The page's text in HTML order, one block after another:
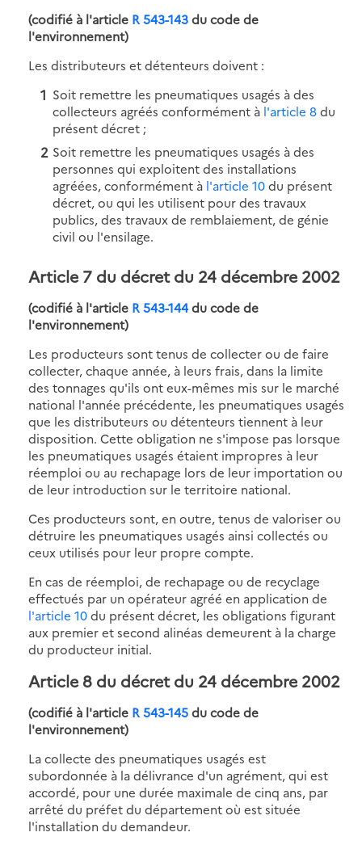
(codifié à l'article R 543-143du code de
l'environnement)
Les distributeurs et détenteurs doivent :
Soit remettre les pneumatiques usagés à des
collecteurs agréés conformément à l'article 8du
présent décret ;
Soit remettre les pneumatiques usagés à des
personnes qui exploitent des installations
agréées, conformément à l'article 10du présent
décret, ou qui les utilisent pour des travaux
publics, des travaux de remblaiement, de génie
civil ou l'ensilage.
Article 7 du décret du 24 décembre 2002
(codifié à l'article R 543-144du code de
l'environnement)
Les producteurs sont tenus de collecter ou de faire
collecter, chaque année, à leurs frais, dans la limite
des tonnages qu'ils ont eux-mêmes mis sur le marché
national l'année précédente, les pneumatiques usagés
que les distributeurs ou détenteurs tiennent à leur
disposition. Cette obligation ne s'impose pas lorsque
les pneumatiques usagés étaient impropres à leur
réemploi ou au rechapage lors de leur importation ou
de leur introduction sur le territoire national.
Ces producteurs sont, en outre, tenus de valoriser ou
détruire les pneumatiques usagés ainsi collectés ou
ceux utilisés pour leur propre compte.
En cas de réemploi, de rechapage ou de recyclage
effectués par un opérateur agréé en application de
l'article 10du présent décret, les obligations figurant
aux premier et second alinéas demeurent à la charge
du producteur initial.
Article 8 du décret du 24 décembre 2002
(codifié à l'article R 543-145du code de
l'environnement)
La collecte des pneumatiques usagés est
subordonnée à la délivrance d'un agrément, qui est
accordé, pour une durée maximale de cinq ans, par
arrêté du préfet du département où est située
l'installation du demandeur.